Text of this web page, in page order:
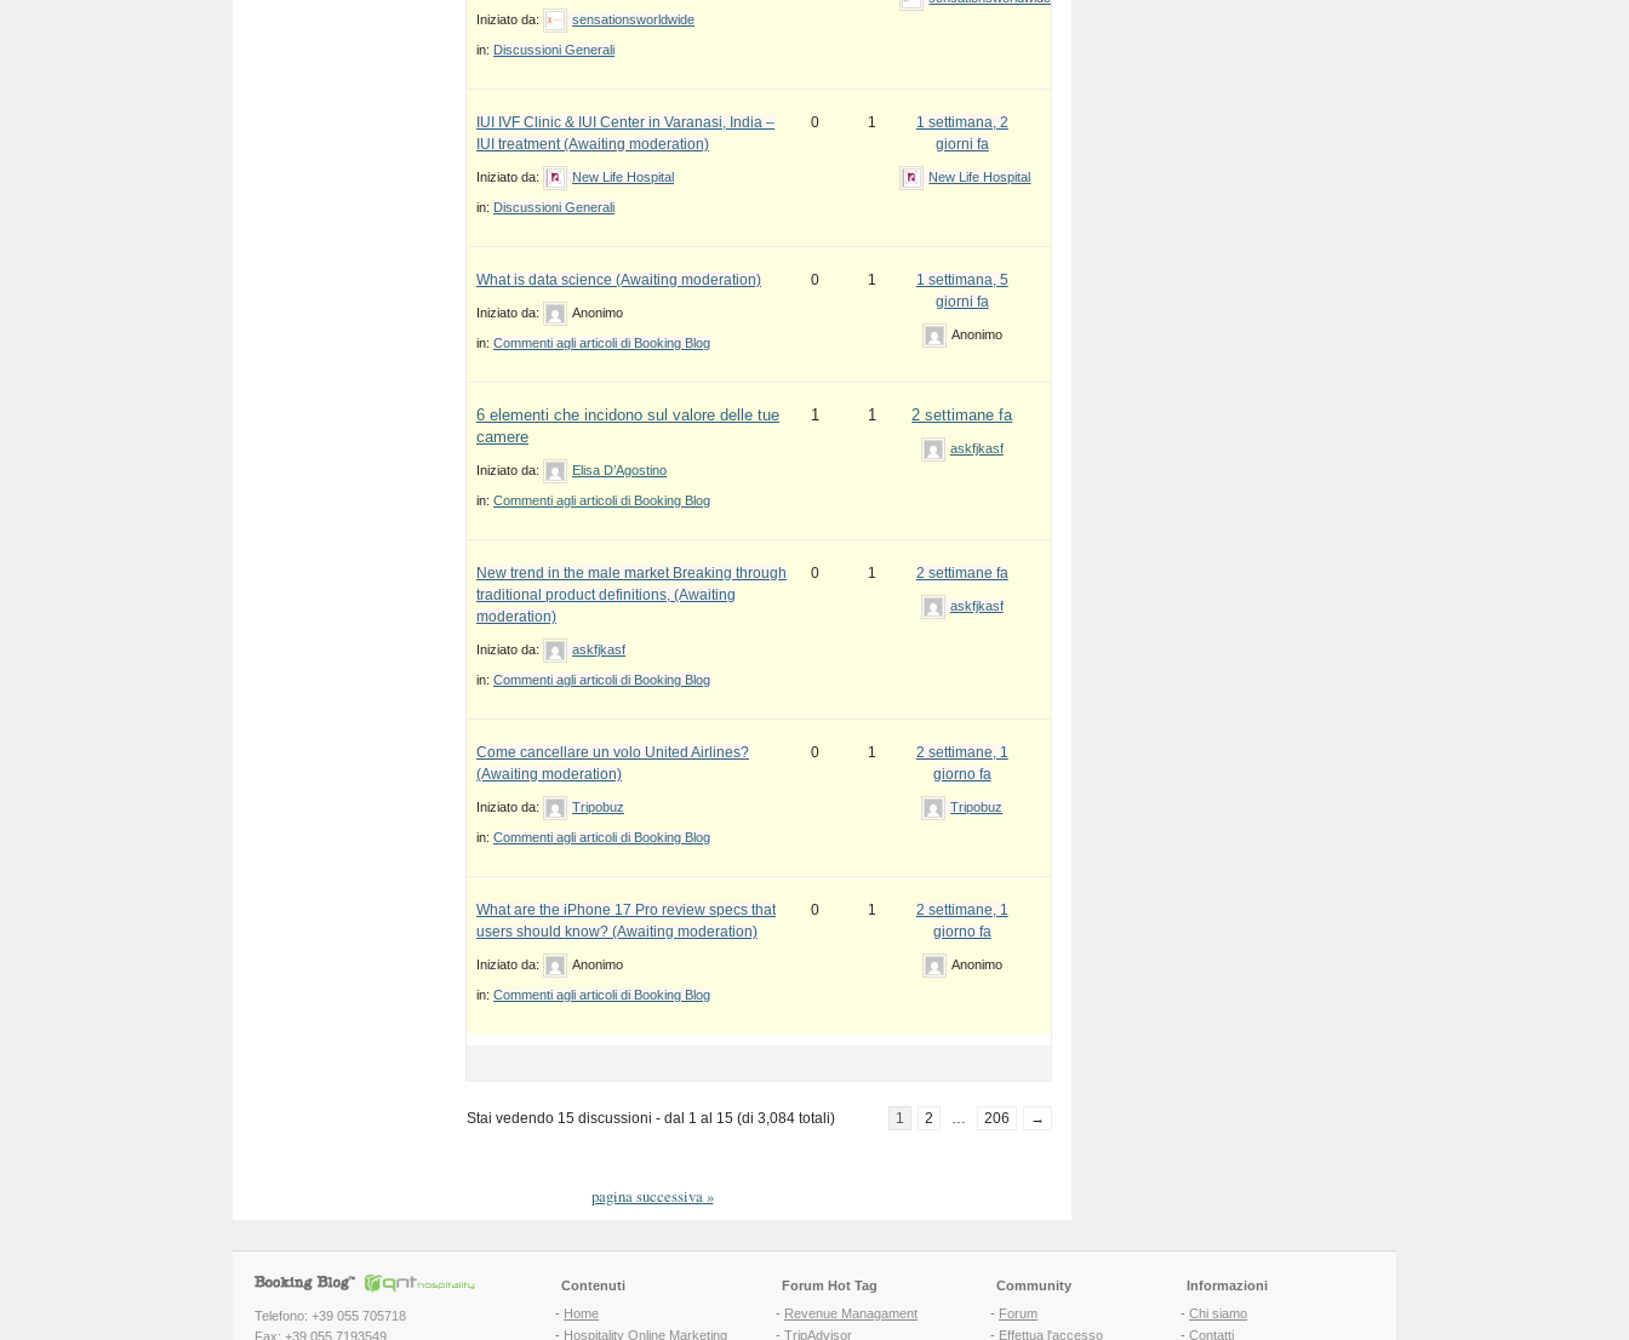
Iniziato da: sensationsworldwide
in: Discussioni Generali
IUI IVF Clinic & IUI Center in Varanasi, India –
IUI treatment (Awaiting moderation)
Iniziato da: New Life Hospital
in: Discussioni Generali
0 1
1 settimana, 2
giorni fa
New Life Hospital
What is data science (Awaiting moderation)
Iniziato da: Anonimo
in: Commenti agli articoli di Booking Blog
0 1
1 settimana, 5
giorni fa
Anonimo
6 elementi che incidono sul valore delle tue
camere
Iniziato da: Elisa D’Agostino
in: Commenti agli articoli di Booking Blog
1 1 2 settimane fa
askfjkasf
New trend in the male market Breaking through
traditional product definitions, (Awaiting
moderation)
Iniziato da: askfjkasf
in: Commenti agli articoli di Booking Blog
0 1 2 settimane fa
askfjkasf
Come cancellare un volo United Airlines?
(Awaiting moderation)
Iniziato da: Tripobuz
in: Commenti agli articoli di Booking Blog
0 1
2 settimane, 1
giorno fa
Tripobuz
What are the iPhone 17 Pro review specs that
users should know? (Awaiting moderation)
Iniziato da: Anonimo
in: Commenti agli articoli di Booking Blog
0 1
2 settimane, 1
giorno fa
Anonimo
Stai vedendo 15 discussioni - dal 1 al 15 (di 3,084 totali) 1 2 … 206 →
pagina successiva»
Telefono: +39 055 705718
Fax: +39 055 7193549
Contenuti
- Home
- Hospitality Online Marketing
Forum Hot Tag
- Revenue Managament
- TripAdvisor
Community
- Forum
- Effettua l'accesso
Informazioni
- Chi siamo
- Contatti